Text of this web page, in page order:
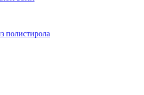
полистирола